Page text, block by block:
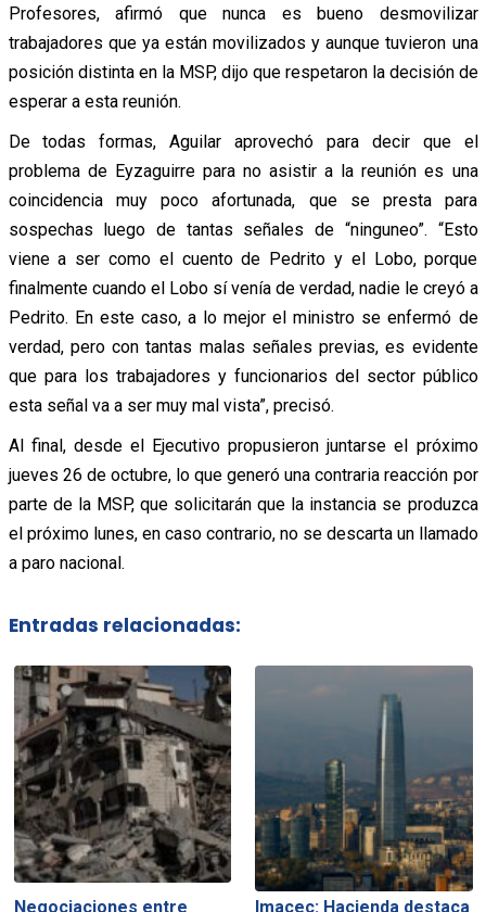
Profesores, afirmó que nunca es bueno desmovilizar
trabajadores que ya están movilizados y aunque tuvieron una
posición distinta en la MSP, dijo que respetaron la decisión de
esperar a esta reunión.
De todas formas, Aguilar aprovechó para decir que el
problema de Eyzaguirre para no asistir a la reunión es una
coincidencia muy poco afortunada, que se presta para
sospechas luego de tantas señales de “ninguneo”. “Esto
viene a ser como el cuento de Pedrito y el Lobo, porque
finalmente cuando el Lobo sí venía de verdad, nadie le creyó a
Pedrito. En este caso, a lo mejor el ministro se enfermó de
verdad, pero con tantas malas señales previas, es evidente
que para los trabajadores y funcionarios del sector público
esta señal va a ser muy mal vista”, precisó.
Al final, desde el Ejecutivo propusieron juntarse el próximo
jueves 26 de octubre, lo que generó una contraria reacción por
parte de la MSP, que solicitarán que la instancia se produzca
el próximo lunes, en caso contrario, no se descarta un llamado
a paro nacional.
Entradas relacionadas:
Negociaciones entre
Imacec: Hacienda destaca